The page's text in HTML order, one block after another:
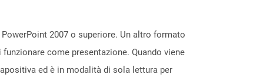
2007 o superiore. Un altro formato
come presentazione. Quando viene
ed è in modalità di sola lettura per